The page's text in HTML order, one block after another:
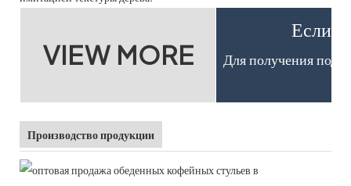
VIEW MORE
Если
Для получения
Производство продукции